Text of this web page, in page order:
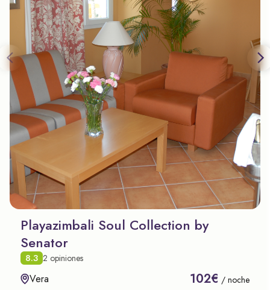
Playazimbali Soul Collection by
Senator
8.3 2 opiniones
Vera 102€ / noche